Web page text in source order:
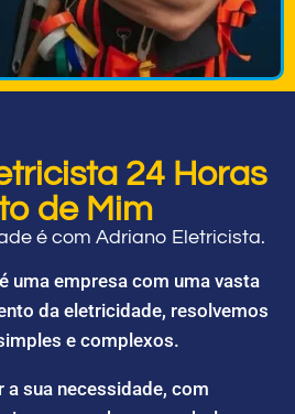
24 Horas
de Mim
é com Adriano Eletricista.
uma empresa com uma vasta
da eletricidade, resolvemos
e complexos.
sua necessidade, com